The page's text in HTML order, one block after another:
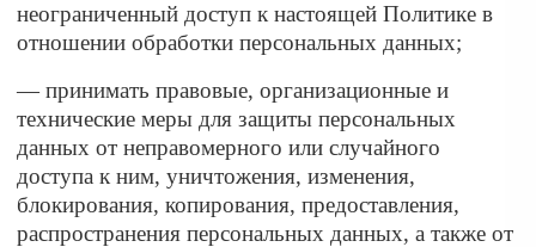
неограниченный доступ к настоящей Политике в
отношении обработки персональных данных;
— принимать правовые, организационные и
технические меры для защиты персональных
данных от неправомерного или случайного
доступа к ним, уничтожения, изменения,
блокирования, копирования, предоставления,
распространения персональных данных, а также от